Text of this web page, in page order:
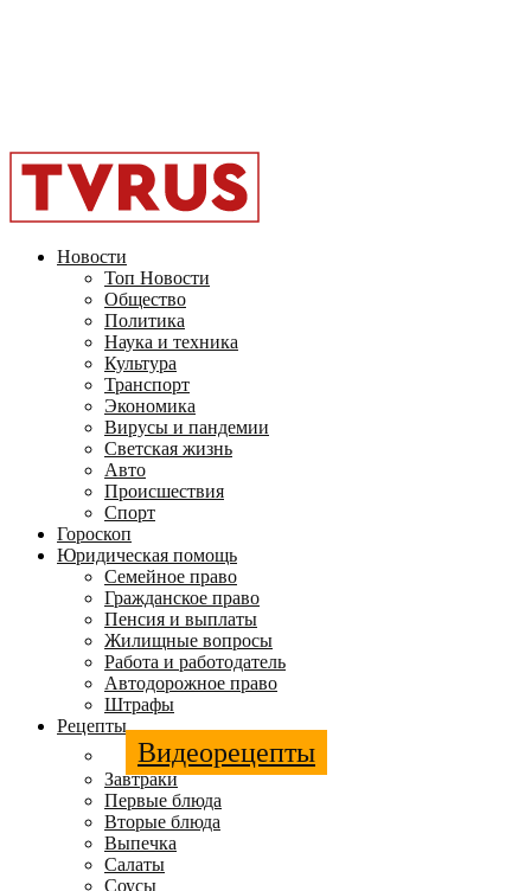
Новости
Топ Новости
Общество
Политика
Наука и техника
Культура
Транспорт
Экономика
Вирусы и пандемии
Светская жизнь
Авто
Происшествия
Спорт
Гороскоп
Юридическая помощь
Семейное право
Гражданское право
Пенсия и выплаты
Жилищные вопросы
Работа и работодатель
Автодорожное право
Штрафы
Рецепты
Видеорецепты
Завтраки
Первые блюда
Вторые блюда
Выпечка
Салаты
Соусы